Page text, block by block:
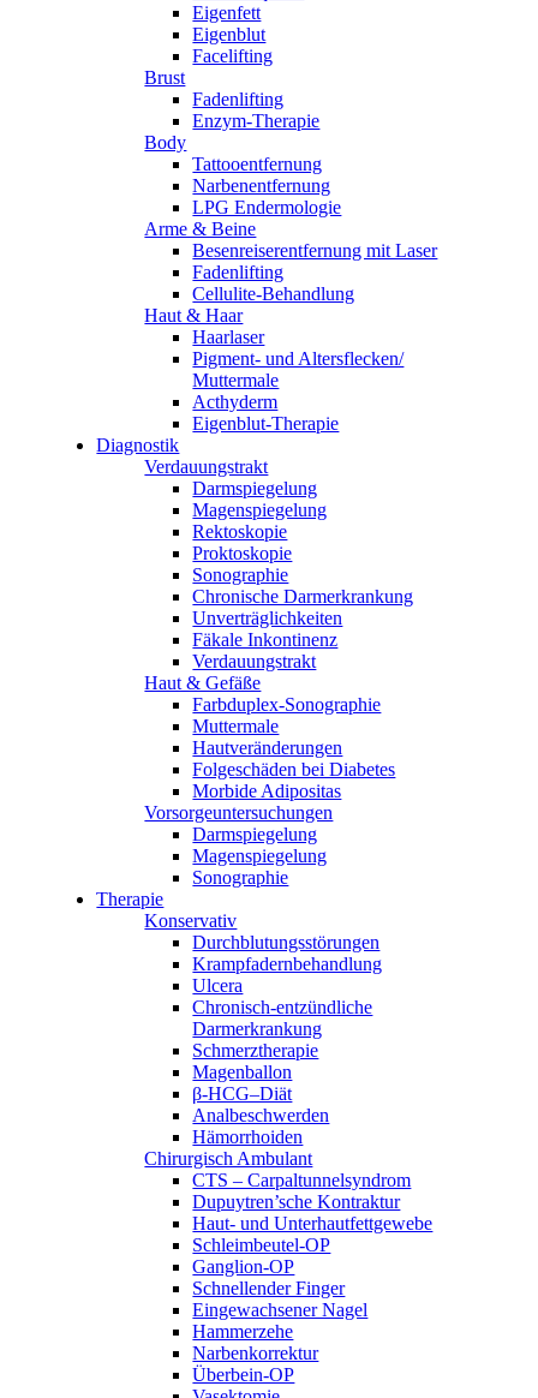
Eigenfett
Eigenblut
Facelifting
Brust
Fadenlifting
Enzym-Therapie
Body
Tattooentfernung
Narbenentfernung
LPG Endermologie
Arme & Beine
Besenreiserentfernung mit Laser
Fadenlifting
Cellulite-Behandlung
Haut & Haar
Haarlaser
Pigment- und Altersflecken/
Muttermale
Acthyderm
Eigenblut-Therapie
Diagnostik
Verdauungstrakt
Darmspiegelung
Magenspiegelung
Rektoskopie
Proktoskopie
Sonographie
Chronische Darmerkrankung
Unverträglichkeiten
Fäkale Inkontinenz
Verdauungstrakt
Haut & Gefäße
Farbduplex-Sonographie
Muttermale
Hautveränderungen
Folgeschäden bei Diabetes
Morbide Adipositas
Vorsorgeuntersuchungen
Darmspiegelung
Magenspiegelung
Sonographie
Therapie
Konservativ
Durchblutungsstörungen
Krampfadernbehandlung
Ulcera
Chronisch-entzündliche
Darmerkrankung
Schmerztherapie
Magenballon
β-HCG–Diät
Analbeschwerden
Hämorrhoiden
Chirurgisch Ambulant
CTS – Carpaltunnelsyndrom
Dupuytren’sche Kontraktur
Haut- und Unterhautfettgewebe
Schleimbeutel-OP
Ganglion-OP
Schnellender Finger
Eingewachsener Nagel
Hammerzehe
Narbenkorrektur
Überbein-OP